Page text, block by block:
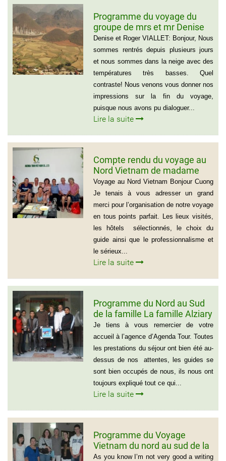
Programme du voyage du
groupe de mrs et mr Denise
et Roger VIALLET
Denise et Roger VIALLET: Bonjour, Nous
sommes rentrés depuis plusieurs jours
et nous sommes dans la neige avec des
températures très basses. Quel
contraste! Nous venons vous donner nos
impressions sur la fin du voyage,
puisque nous avons pu dialoguer...
Lire la suite
Compte rendu du voyage au
Nord Vietnam de madame
Marie Gammaitoni (Groupe
de Provelli Eric)
Voyage au Nord Vietnam Bonjour Cuong
Je tenais à vous adresser un grand
merci pour l’organisation de notre voyage
en tous points parfait. Les lieux visités,
les hôtels sélectionnés, le choix du
guide ainsi que le professionnalisme et
le sérieux...
Lire la suite
Programme du Nord au Sud
de la famille La famille Alziary
(Voyage Vietnam Nord au
Sud)
Je tiens à vous remercier de votre
accueil à l’agence d’Agenda Tour. Toutes
les prestations du séjour ont bien été au-
dessus de nos attentes, les guides se
sont bien occupés de nous, ils nous ont
toujours expliqué tout ce qui...
Lire la suite
Programme du Voyage
Vietnam du nord au sud de la
famille de Vivien Schydlawsky
As you know I’m not very good a writing